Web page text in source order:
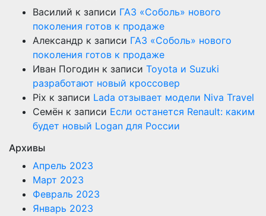
Василий к записи ГАЗ «Соболь» нового
поколения готов к продаже
Александр к записи ГАЗ «Соболь» нового
поколения готов к продаже
Иван Погодин к записи Toyota и Suzuki
разработают новый кроссовер
Pix к записи Lada отзывает модели Niva Travel
Семён к записи Если останется Renault: каким
будет новый Logan для России
Архивы
Апрель 2023
Март 2023
Февраль 2023
Январь 2023